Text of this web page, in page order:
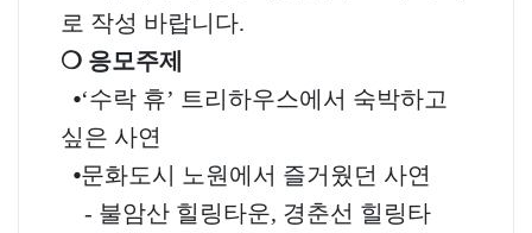
로 작성 바랍니다.
❍ 응모주제
⦁‘수락 휴’ 트리하우스에서 숙박하고
싶은 사연
⦁문화도시 노원에서 즐거웠던 사연
- 불암산 힐링타운, 경춘선 힐링타